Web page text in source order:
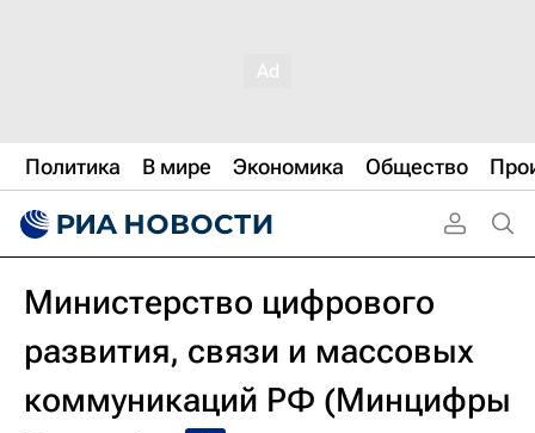
Политика В мире Экономика Общество
Министерство цифрового
развития, связи и массовых
коммуникаций РФ (Минцифры